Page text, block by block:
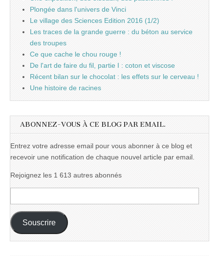
Plongée dans l'univers de Vinci
Le village des Sciences Edition 2016 (1/2)
Les traces de la grande guerre : du béton au service
des troupes
Ce que cache le chou rouge !
De l'art de faire du fil, partie I : coton et viscose
Récent bilan sur le chocolat : les effets sur le cerveau !
Une histoire de racines
ABONNEZ-VOUS À CE BLOG PAR EMAIL.
Entrez votre adresse email pour vous abonner à ce blog et
recevoir une notification de chaque nouvel article par email.
Rejoignez les 1 613 autres abonnés
e-
mail :
Souscrire